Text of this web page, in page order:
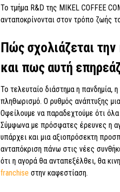
Το τμήμα R&D της MIKEL COFFEE
ανταποκρίνονται στον τρόπο ζωής
Πώς σχολιάζεται
και πως αυτή
Το τελευταίο διάστημα η πανδημία,
πληθωρισμό. Ο ρυθμός ανάπτυξης
Οφείλουμε να παραδεχτούμε ότι
Σύμφωνα με πρόσφατες έρευνες η
υπάρχει και μια αξιοπρόσεκτη
ανταπόκριση πάνω στις νέες
ότι η αγορά θα ανταπεξέλθει, θα
franchise στην καφεστίαση.